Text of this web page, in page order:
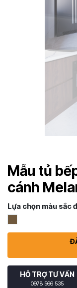
Mẫu tủ
cánh
Lựa chọn màu sắc
HỖ TRỢ TƯ VẤN
0978 566 535